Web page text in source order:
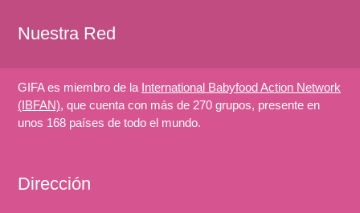
Nuestra Red
GIFA es miembro de la International Babyfood Action Network
(IBFAN), que cuenta con más de 270 grupos, presente en
unos 168 países de todo el mundo.
Dirección